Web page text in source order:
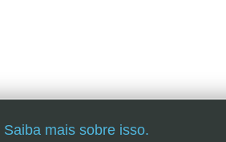
Saiba mais sobre isso.